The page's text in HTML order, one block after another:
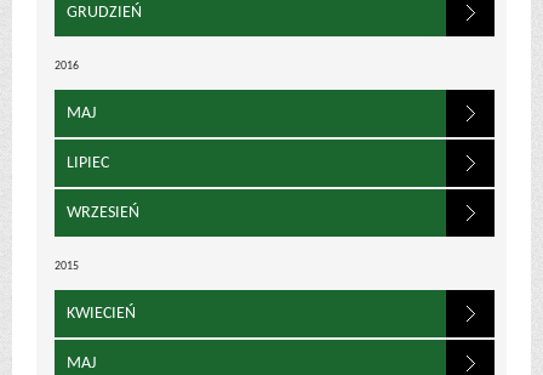
GRUDZIEŃ
2016
MAJ
LIPIEC
WRZESIEŃ
2015
KWIECIEŃ
MAJ